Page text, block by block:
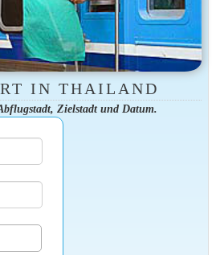
IN THAILAND
Zielstadt und Datum.